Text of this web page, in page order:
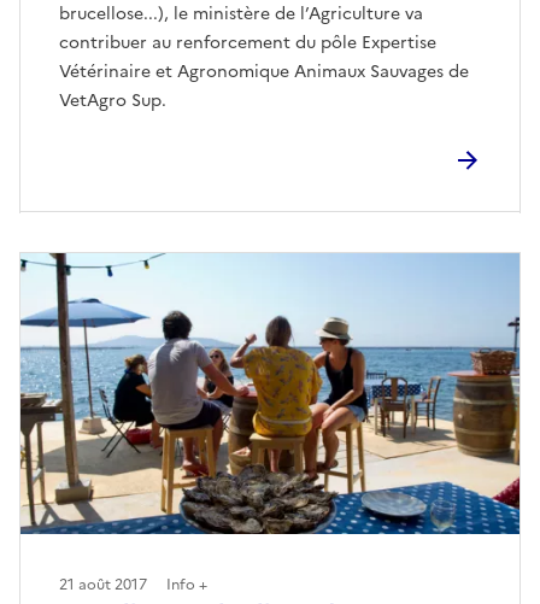
brucellose...), le ministère de l’Agriculture va
contribuer au renforcement du pôle Expertise
Vétérinaire et Agronomique Animaux Sauvages de
VetAgro Sup.
21 août 2017 Info +